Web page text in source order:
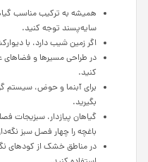
همیشه به ترکیب مناسب
سایه‌پسند توجه کنید.
اگر زمین شیب دارد، با
در طراحی مسیرها و فضاهای
کنید.
برای آبنما و حوض، سیستم
بگیرید.
گیاهان پیازدار، سبزیجات
باغچه را چهار فصل سبز
در مناطق خشک از کودهای